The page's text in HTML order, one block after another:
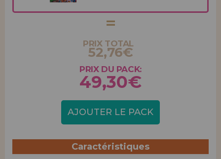
PRIX TOTAL
52,76€
PRIX DU PACK:
49,30€
AJOUTER LE PACK
Caractéristiques